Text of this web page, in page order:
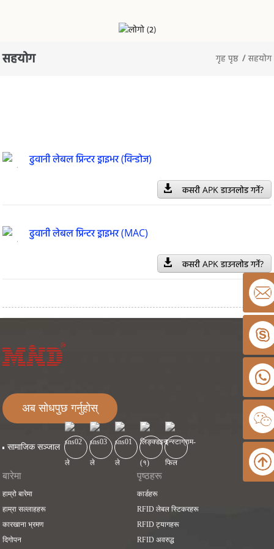
सहयोग गृह पृष्ठ सहयोग
ढुवानी लेबल प्रिन्टर ड्राइभर (विन्डोज)
कसरी APK डाउनलोड गर्ने?
ढुवानी लेबल प्रिन्टर ड्राइभर (MAC)
कसरी APK डाउनलोड गर्ने?
अब सोधपुछ गर्नुहोस्
सामाजिक सञ्जाल
बारेमा
हाम्रो बारेमा
हाम्रा सल्लाहहरू
कारखाना भ्रमण
दिगोपन
पृष्ठहरू
कार्डहरू
RFID लेबल स्टिकरहरू
RFID ट्यागहरू
RFID अवरुद्ध